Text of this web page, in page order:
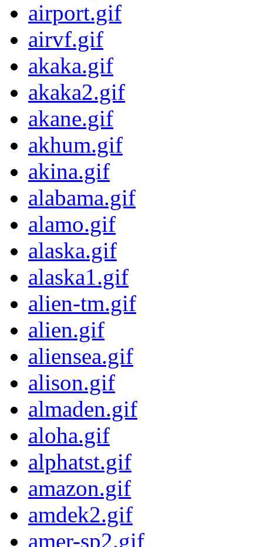
airport.gif
airvf.gif
akaka.gif
akaka2.gif
akane.gif
akhum.gif
akina.gif
alabama.gif
alamo.gif
alaska.gif
alaska1.gif
alien-tm.gif
alien.gif
aliensea.gif
alison.gif
almaden.gif
aloha.gif
alphatst.gif
amazon.gif
amdek2.gif
amer-sp2.gif